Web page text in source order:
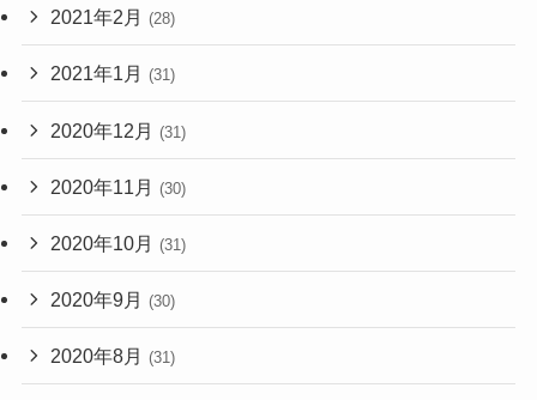
2021年2月 (28)
2021年1月 (31)
2020年12月 (31)
2020年11月 (30)
2020年10月 (31)
2020年9月 (30)
2020年8月 (31)